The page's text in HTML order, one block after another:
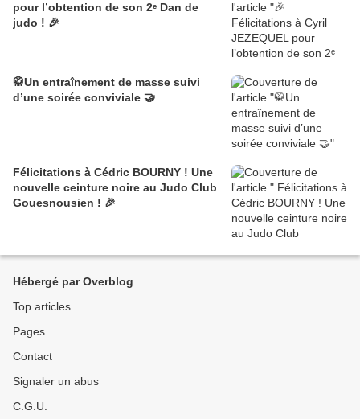
pour l’obtention de son 2ᵉ Dan de
judo ! 🎉
🥋Un entraînement de masse suivi
d’une soirée conviviale 🤝
Félicitations à Cédric BOURNY ! Une
nouvelle ceinture noire au Judo Club
Gouesnousien ! 🎉
Hébergé par Overblog
Top articles
Pages
Contact
Signaler un abus
C.G.U.